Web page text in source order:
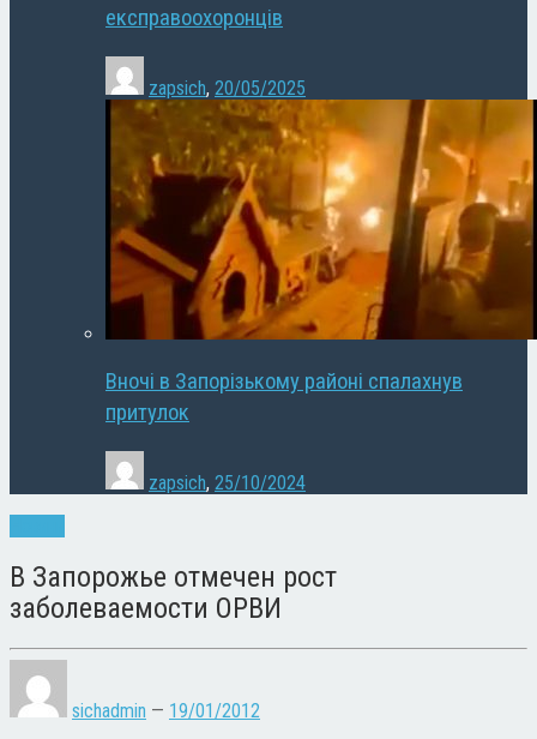
експравоохоронців
zapsich, 20/05/2025
Вночі в Запорізькому районі спалахнув
притулок
zapsich, 25/10/2024
В Запорожье отмечен рост
заболеваемости ОРВИ
sichadmin — 19/01/2012